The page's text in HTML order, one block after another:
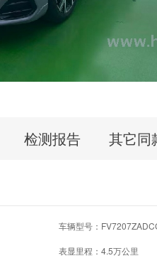
检测报告 其它同
车辆型号：
表显里程：4.5万公里